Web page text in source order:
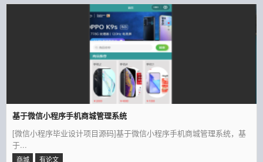
基于微信小程序手机商城管理系统
[微信小程序毕业设计项目源码]基于微信小程序手机商城管理系统，基
于...
商城 有论文